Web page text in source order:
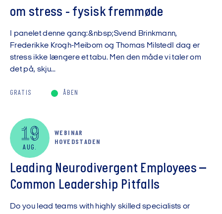
om stress - fysisk fremmøde
I panelet denne gang:&nbsp;Svend Brinkmann,
Frederikke Krogh-Meibom og Thomas MilstedI dag er
stress ikke længere et tabu. Men den måde vi taler om
det på, skju...
GRATIS ÅBEN
19
AUG.
WEBINAR
HOVEDSTADEN
Leading Neurodivergent Employees –
Common Leadership Pitfalls
Do you lead teams with highly skilled specialists or